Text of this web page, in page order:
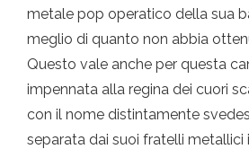
metale pop operatico della sua
meglio di quanto non abbia
Questo vale anche per questa
impennata alla regina dei cuori
con il nome distintamente
separata dai suoi fratelli metallici